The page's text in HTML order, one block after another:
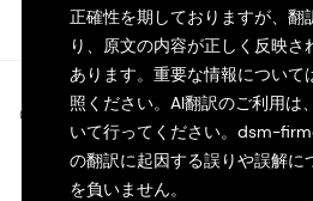
正確性を期しておりますが、翻
り、原文の内容が正しく反映さ
あります。重要な情報について
照ください。AI翻訳のご利用は
いて行ってください。dsm-
の翻訳に起因する誤りや誤解に
を負いません。
©2026 dsm-firmenich。無断転載
プライバシーポリシー